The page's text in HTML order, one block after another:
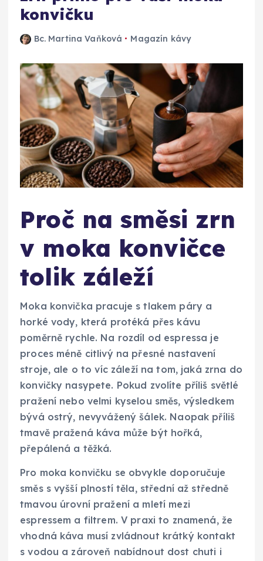
konvičku
Bc. Martina Vaňková Magazín kávy
Proč na směsi zrn
v moka konvičce
tolik záleží
Moka konvička pracuje s tlakem páry a
horké vody, která protéká přes kávu
poměrně rychle. Na rozdíl od espressa je
proces méně citlivý na přesné nastavení
stroje, ale o to víc záleží na tom, jaká zrna do
konvičky nasypete. Pokud zvolíte příliš světlé
pražení nebo velmi kyselou směs, výsledkem
bývá ostrý, nevyvážený šálek. Naopak příliš
tmavě pražená káva může být hořká,
přepálená a těžká.
Pro moka konvičku se obvykle doporučuje
směs s vyšší plností těla, střední až středně
tmavou úrovní pražení a mletí mezi
espressem a filtrem. V praxi to znamená, že
vhodná káva musí zvládnout krátký kontakt
s vodou a zároveň nabídnout dost chuti i